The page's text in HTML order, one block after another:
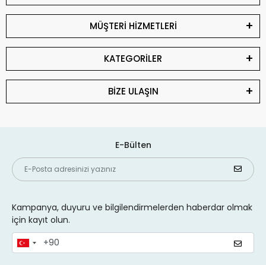
MÜŞTERİ HİZMETLERİ
KATEGORİLER
BİZE ULAŞIN
E-Bülten
Kampanya, duyuru ve bilgilendirmelerden haberdar olmak
için kayıt olun.